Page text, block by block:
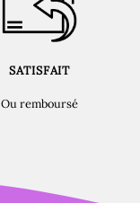
SATISFAIT
Ou remboursé